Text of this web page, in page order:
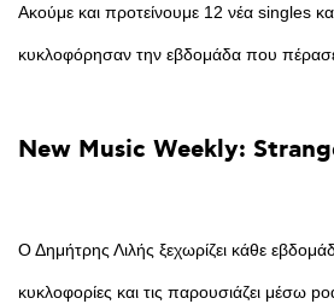
Ακούμε και προτείνουμε 12 νέα singles
κυκλοφόρησαν την εβδομάδα που
New Music Weekly:
Ο Δημήτρης Λιλής ξεχωρίζει κάθε
κυκλοφορίες και τις παρουσιάζει μέσω